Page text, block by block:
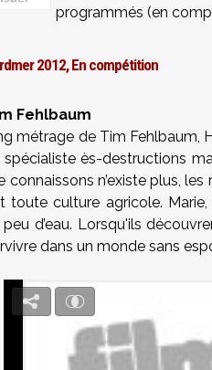
programmés (en
2012, En compétition
Fehlbaum
métrage de Tim
spécialiste ès-destructions
connaissons n’existe plus,
toute culture agricole.
d’eau. Lorsqu'ils
dans un monde sans